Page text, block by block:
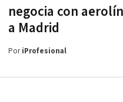
negocia con
a Madrid
PoriProfesional